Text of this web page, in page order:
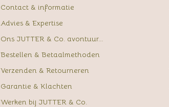
Contact & informatie
Advies & Expertise
Ons JUTTER & Co. avontuur...
Bestellen & Betaalmethoden
Verzenden & Retourneren
Garantie & Klachten
Werken bij JUTTER & Co.